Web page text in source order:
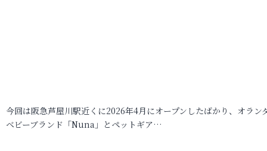
今回は阪急芦屋川駅近くに2026年4月にオープンしたばかり、オラン
ベビーブランド「Nuna」とペットギア…